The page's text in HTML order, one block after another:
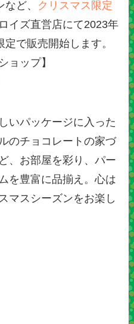
ど、 クリスマス限定
イズ直営店にて2023年
で販売開始します。
ョップ】
いパッケージに入った
のチョコレートの家づ
、お部屋を彩り、パー
を豊富に品揃え。心は
マスシーズンをお楽し